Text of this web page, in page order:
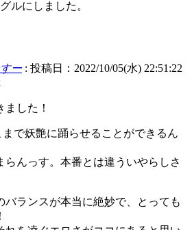
ルにしました。
ー: 投稿日：2022/10/05(水) 22:51:22
した！
で妖艶に踊らせることができるん
らんっす。本番とは違ういやらしさ
ランスが本当に絶妙で、とっても